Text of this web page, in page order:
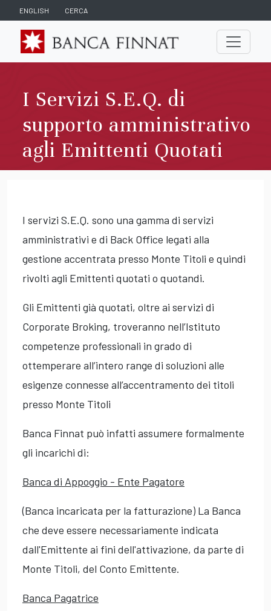
ENGLISH CERCA
I Servizi S.E.Q. di
supporto amministrativo
agli Emittenti Quotati
I servizi S.E.Q. sono una gamma di servizi
amministrativi e di Back Office legati alla
gestione accentrata presso Monte Titoli e quindi
rivolti agli Emittenti quotati o quotandi.
Gli Emittenti già quotati, oltre ai servizi di
Corporate Broking, troveranno nell’Istituto
competenze professionali in grado di
ottemperare all’intero range di soluzioni alle
esigenze connesse all’accentramento dei titoli
presso Monte Titoli
Banca Finnat può infatti assumere formalmente
gli incarichi di:
Banca di Appoggio - Ente Pagatore
(Banca incaricata per la fatturazione) La Banca
che deve essere necessariamente indicata
dall'Emittente ai fini dell'attivazione, da parte di
Monte Titoli, del Conto Emittente.
Banca Pagatrice